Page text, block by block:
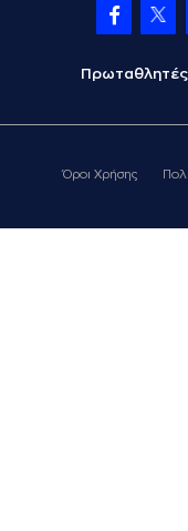
Πρωταθλητές
Όροι Χρήσης